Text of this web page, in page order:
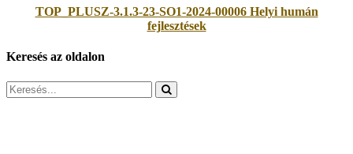
TOP_PLUSZ-3.1.3-23-SO1-2024-00006 Helyi humán
fejlesztések
Keresés az oldalon
Search
for: